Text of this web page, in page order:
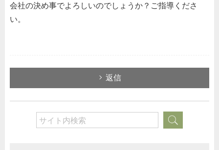
会社の決め事でよろしいのでしょうか？ご指導くださ
い。
返信